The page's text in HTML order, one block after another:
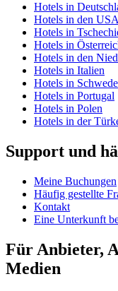
Hotels in
Hotels in den USA
Hotels in
Hotels in
Hotels in den
Hotels in Italien
Hotels in
Hotels in Portugal
Hotels in Polen
Hotels in der
Support und
Meine Buchungen
Häufig gestellte
Kontakt
Eine Unterkunft
Für Anbieter,
Medien